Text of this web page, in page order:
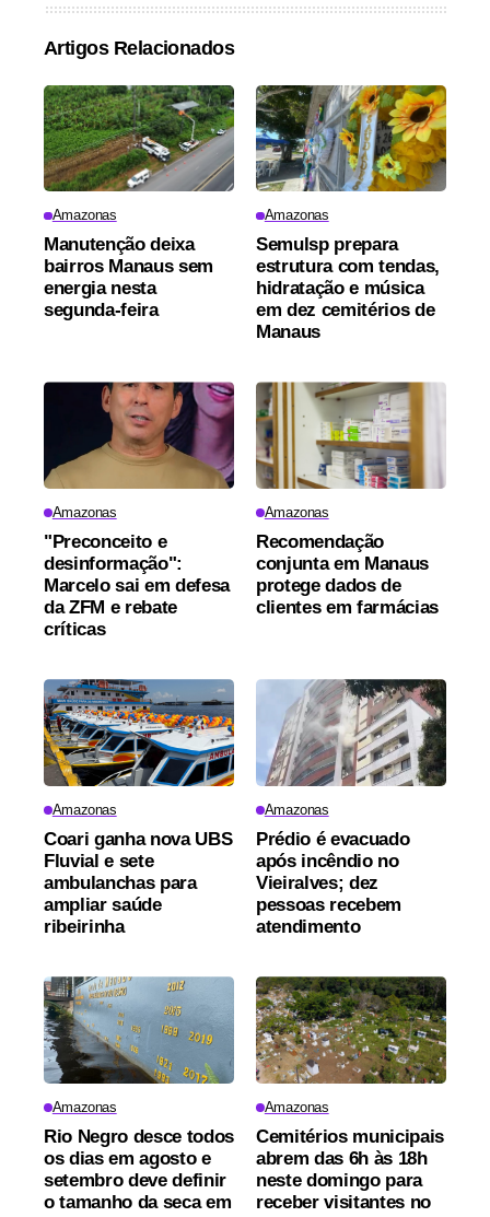
Artigos Relacionados
Amazonas
Manutenção deixa
bairros Manaus sem
energia nesta
segunda-feira
Amazonas
Semulsp prepara
estrutura com tendas,
hidratação e música
em dez cemitérios de
Manaus
Amazonas
"Preconceito e
desinformação":
Marcelo sai em defesa
da ZFM e rebate
críticas
Amazonas
Recomendação
conjunta em Manaus
protege dados de
clientes em farmácias
Amazonas
Coari ganha nova UBS
Fluvial e sete
ambulanchas para
ampliar saúde
ribeirinha
Amazonas
Prédio é evacuado
após incêndio no
Vieiralves; dez
pessoas recebem
atendimento
Amazonas
Rio Negro desce todos
os dias em agosto e
setembro deve definir
o tamanho da seca em
Amazonas
Cemitérios municipais
abrem das 6h às 18h
neste domingo para
receber visitantes no